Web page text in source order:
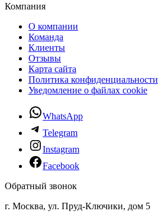
Компания
О компании
Команда
Клиенты
Отзывы
Карта сайта
Политика конфиденциальности
Уведомление о файлах cookie
WhatsApp
Telegram
Instagram
Facebook
Обратный звонок
г. Москва, ул. Пруд-Ключики, дом 5